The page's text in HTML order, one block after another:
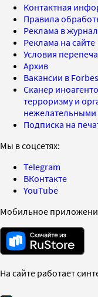
Контактная
Правила
Реклама в
Реклама на сайте
Условия
Архив
Вакансии в
Сканер
терроризму и
нежелательными
Подписка на
Мы в соцсетях:
Telegram
ВКонтакте
YouTube
Мобильное
На сайте работает